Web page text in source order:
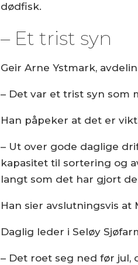
dødfisk.
– Et trist syn
Geir Arne Ystmark,
– Det var et trist syn som
Han påpeker at det er
– Ut over gode daglige
kapasitet til sortering og
langt som det har gjort
Han sier avslutningsvis
Daglig leder i Seløy
– Det roet seg ned før